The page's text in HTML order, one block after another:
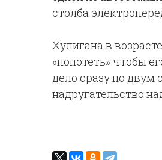
столба
Хулигана в
«попотеть» чтобы
дело сразу по
надругательство